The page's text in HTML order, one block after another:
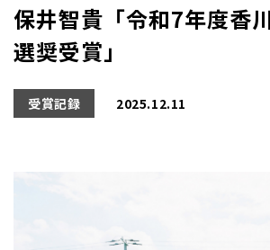
保井智貴「令和7年度香
選奨受賞」
受賞記録 2025.12.11